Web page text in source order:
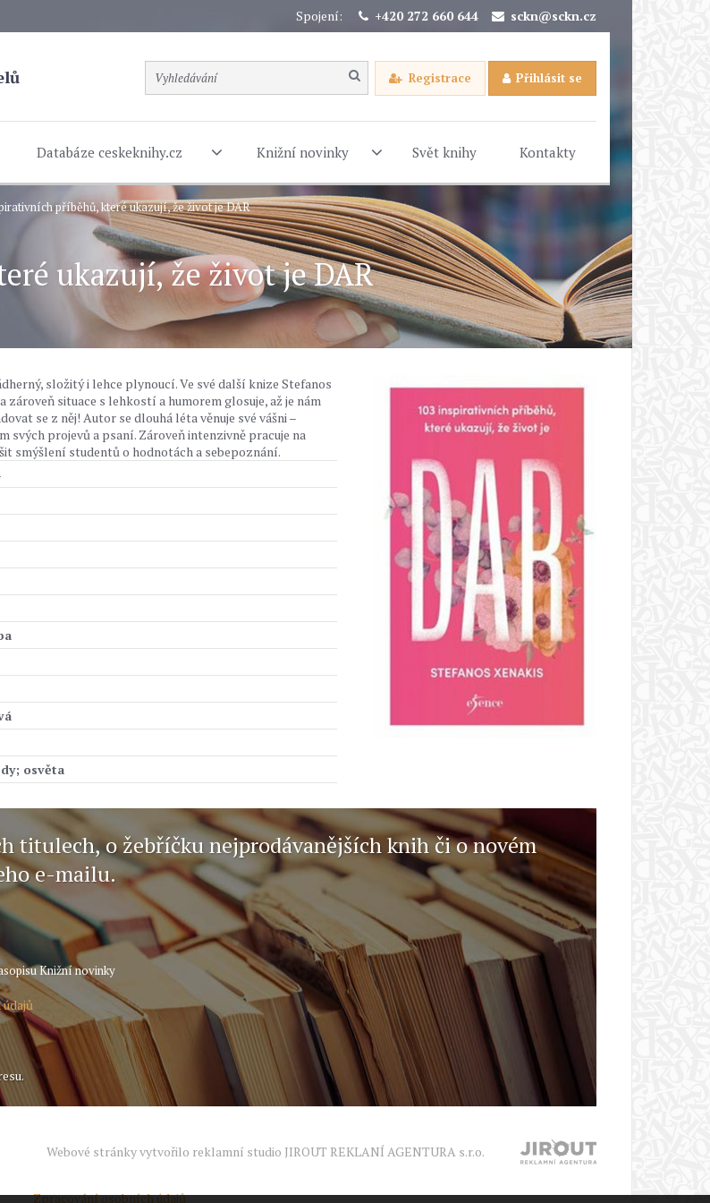
Spojení: +420 272 660 644 sckn@sckn.cz
Registrace Přihlásit se
Databáze ceskeknihy.cz Knižní novinky Svět knihy Kontakty
příběhů, které ukazují, že život je DAR
ukazují, že život je DAR
složitý i lehce plynoucí. Ve své další knize Stefanos
situace s lehkostí a humorem glosuje, až je nám
se z něj! Autor se dlouhá léta věnuje své vášni –
projevů a psaní. Zároveň intenzivně pracuje na
smýšlení studentů o hodnotách a sebepoznání.
osvěta
titulech, o žebříčku nejprodávanějších knih či o novém
e-mailu.
Knižní novinky
Webové stránky vytvořilo reklamní studio JIROUT REKLANÍ AGENTURA s.r.o.
Zpracování osobních údajů